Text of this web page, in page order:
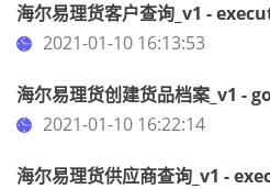
海尔易理货客户查询_v1 -
2021-01-10 16:13:53
海尔易理货创建货品档案_v1 -
2021-01-10 16:22:14
海尔易理货供应商查询_v1 -